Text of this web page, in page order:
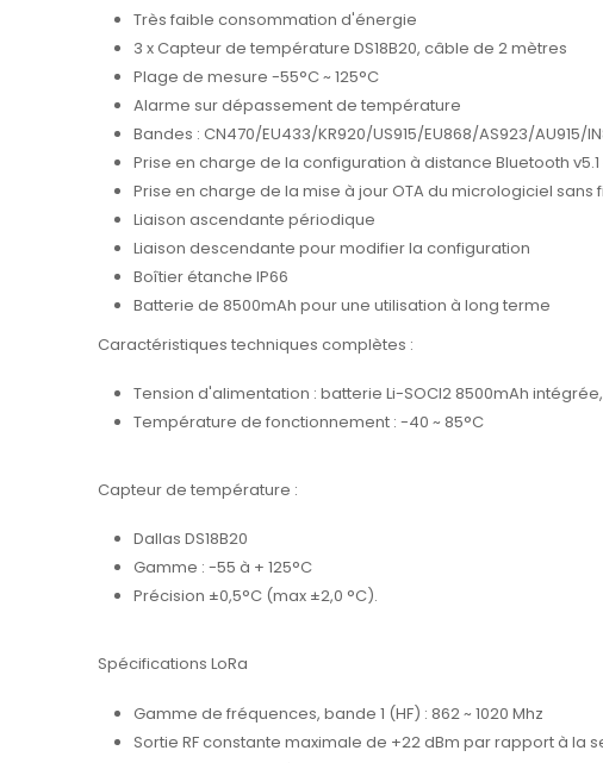
Très faible consommation d'énergie
3 x Capteur de température DS18B20, câble de 2 mètres
Plage de mesure -55°C ~ 125°C
Alarme sur dépassement de température
Bandes : CN470/EU433/KR920/US915/EU868/AS923/AU915/
Prise en charge de la configuration à distance Bluetooth v5.1
Prise en charge de la mise à jour OTA du micrologiciel sans
Liaison ascendante périodique
Liaison descendante pour modifier la configuration
Boîtier étanche IP66
Batterie de 8500mAh pour une utilisation à long terme
Caractéristiques techniques complètes :
Tension d'alimentation : batterie Li-SOCI2 8500mAh intégrée,
Température de fonctionnement : -40 ~ 85°C
Capteur de température :
Dallas DS18B20
Gamme : -55 à + 125°C
Précision ±0,5°C (max ±2,0 °C).
Spécifications LoRa
Gamme de fréquences, bande 1 (HF) : 862 ~ 1020 Mhz
Sortie RF constante maximale de +22 dBm par rapport à la